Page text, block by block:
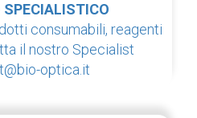
SPECIALISTICO
consumabili, reagenti
il nostro Specialist
optica.it